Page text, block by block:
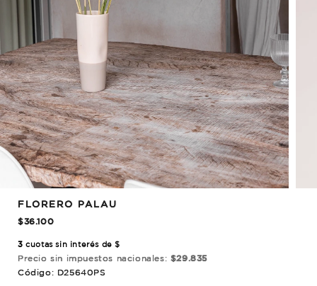
FLORERO PALAU
$36.100
3 cuotas sin interés de $
Precio sin impuestos nacionales: $29.835
Código: D25640PS